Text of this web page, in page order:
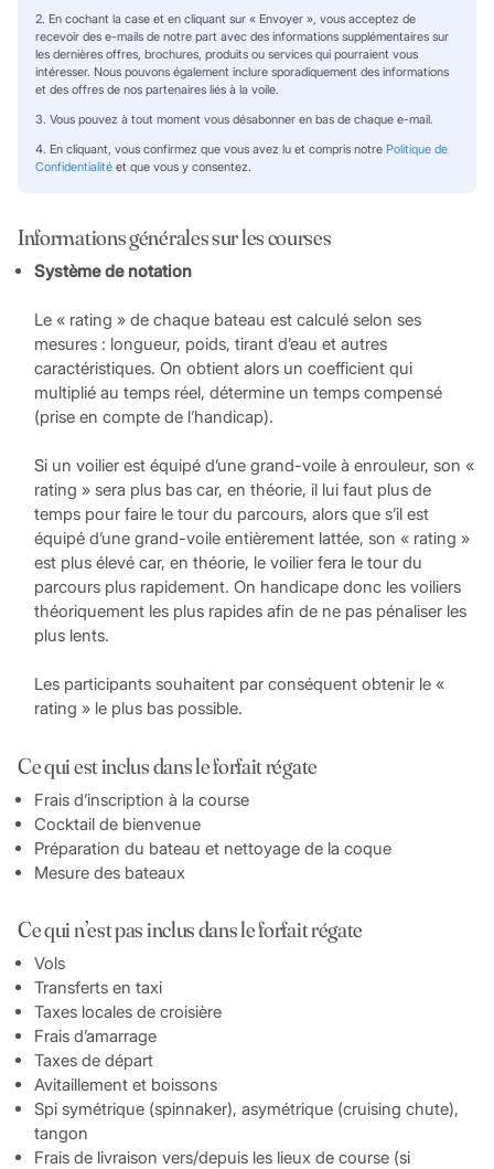
2. En cochant la case et en cliquant sur « Envoyer », vous acceptez de
recevoir des e-mails de notre part avec des informations supplémentaires sur
les dernières offres, brochures, produits ou services qui pourraient vous
intéresser. Nous pouvons également inclure sporadiquement des informations
et des offres de nos partenaires liés à la voile.
3. Vous pouvez à tout moment vous désabonner en bas de chaque e-mail.
4. En cliquant, vous confirmez que vous avez lu et compris notre Politique de
Confidentialitéet que vous y consentez.
Informations générales sur les courses
Système de notation
Le « rating » de chaque bateau est calculé selon ses
mesures : longueur, poids, tirant d’eau et autres
caractéristiques. On obtient alors un coefficient qui
multiplié au temps réel, détermine un temps compensé
(prise en compte de l’handicap).
Si un voilier est équipé d’une grand-voile à enrouleur, son «
rating » sera plus bas car, en théorie, il lui faut plus de
temps pour faire le tour du parcours, alors que s’il est
équipé d’une grand-voile entièrement lattée, son « rating »
est plus élevé car, en théorie, le voilier fera le tour du
parcours plus rapidement. On handicape donc les voiliers
théoriquement les plus rapides afin de ne pas pénaliser les
plus lents.
Les participants souhaitent par conséquent obtenir le «
rating » le plus bas possible.
Ce qui est inclus dans le forfait régate
Frais d’inscription à la course
Cocktail de bienvenue
Préparation du bateau et nettoyage de la coque
Mesure des bateaux
Ce qui n’est pas inclus dans le forfait régate
Vols
Transferts en taxi
Taxes locales de croisière
Frais d’amarrage
Taxes de départ
Avitaillement et boissons
Spi symétrique (spinnaker), asymétrique (cruising chute),
tangon
Frais de livraison vers/depuis les lieux de course (si